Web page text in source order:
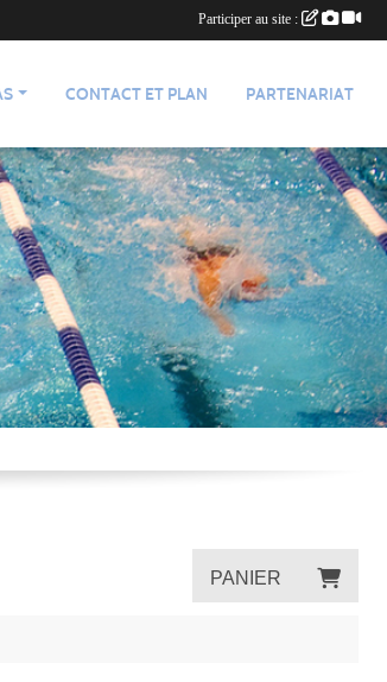
CONTACT ET PLAN PARTENARIAT
PANIER
Participer au site :